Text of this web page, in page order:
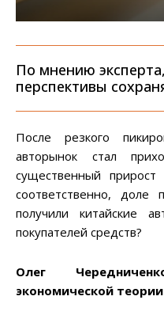
По мнению
перспективы
После резкого
авторынок стал
существенный
соответственно,
получили китайские
покупателей средств?
Олег
экономической